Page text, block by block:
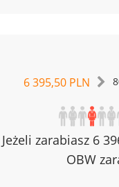
6 395,50 PLN
Jeżeli zarabiasz 6
OBW